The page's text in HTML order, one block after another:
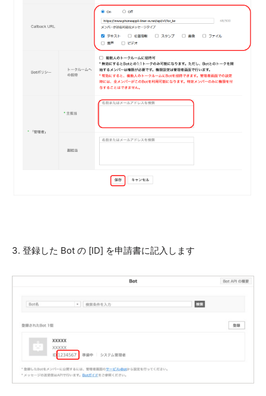
3. 登録した Bot の [ID] を申請書に記入します